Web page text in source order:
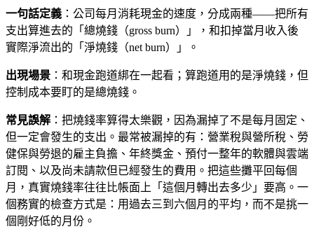
一句話定義 ：公司每月消耗現金的速度，分成兩種——把所有
支出算進去的「總燒錢（gross burn）」，和扣掉當月收入後
實際淨流出的「淨燒錢（net burn）」。
出現場景 ：和現金跑道綁在一起看；算跑道用的是淨燒錢，但
控制成本要盯的是總燒錢。
常見誤解 ：把燒錢率算得太樂觀，因為漏掉了不是每月固定、
但一定會發生的支出。最常被漏掉的有：營業稅與營所稅、勞
健保與勞退的雇主負擔、年終獎金、預付一整年的軟體與雲端
訂閱、以及尚未請款但已經發生的費用。把這些攤平回每個
月，真實燒錢率往往比帳面上「這個月轉出去多少」要高。一
個務實的檢查方式是：用過去三到六個月的平均，而不是挑一
個剛好低的月份。